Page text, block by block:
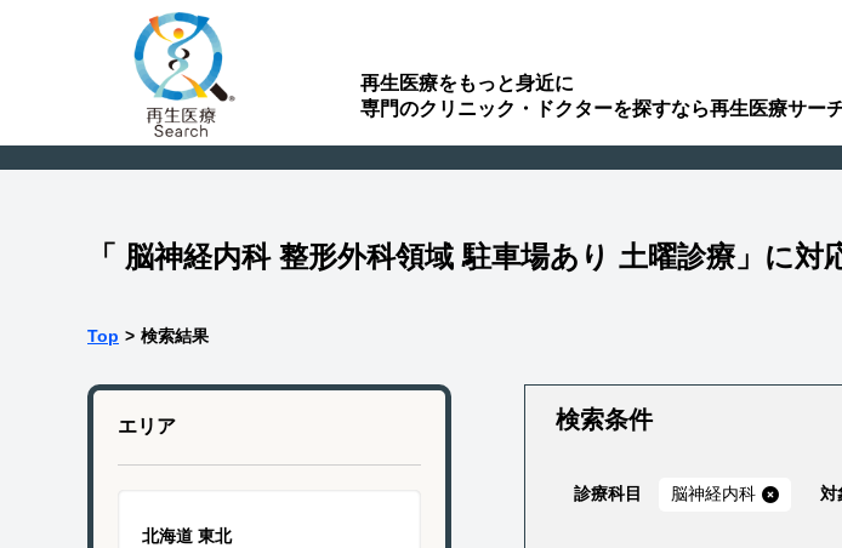
再生医療をもっと身近に
専門のクリニック・ドクターを探すなら再生医療サー
「 脳神経内科 整形外科領域 駐車場あり 土曜診療」に
Top > 検索結果
エリア
北海道 東北
検索条件
診療科目 脳神経内科 対